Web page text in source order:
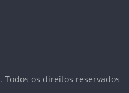
. Todos os direitos reservados